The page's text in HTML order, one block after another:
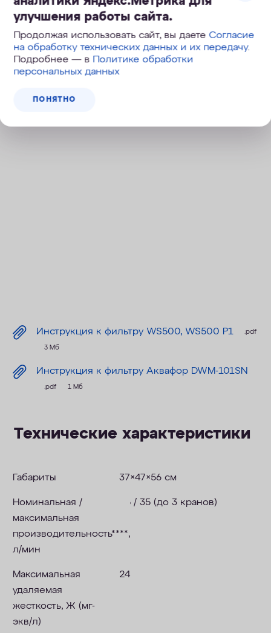
Инструкция к фильтру WS500, WS500 P1 .pdf
3 Мб
Инструкция к фильтру Аквафор DWM-101SN
.pdf 1 Мб
Технические характеристики
Габариты 37×47×56 см
Номинальная /
максимальная
производительность****,
л/мин
25 / 35 (до 3 кранов)
Максимальная
удаляемая
жесткость, Ж (мг-
экв/л)
24
улучшения работы сайта.
Продолжая использовать сайт, вы даетеСогласие
на обработку технических данных и их передачу.
Подробнее — в Политике обработки
персональных данных
ПОНЯТНО